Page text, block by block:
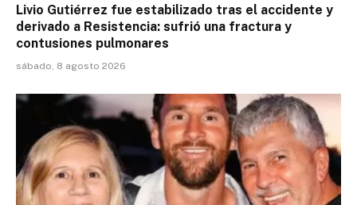
Livio Gutiérrez fue estabilizado tras el accidente y
derivado a Resistencia: sufrió una fractura y
contusiones pulmonares
sábado, 8 agosto 2026